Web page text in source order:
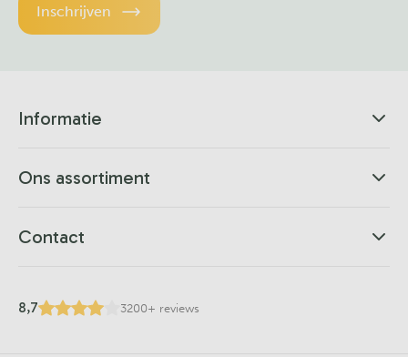
Inschrijven
Informatie
Ons assortiment
Contact
8,7 3200+ reviews